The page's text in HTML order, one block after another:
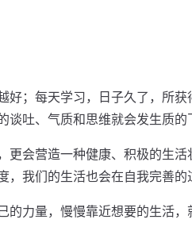
好；每天学习，日子久了，所
吐、气质和思维就会发生质的
会营造一种健康、积极的生活
我们的生活也会在自我完善的
的力量，慢慢靠近想要的生活